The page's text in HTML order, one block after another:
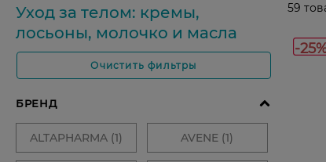
Уход за телом: кремы,
лосьоны, молочко и масла
Очистить фильтры
59
-